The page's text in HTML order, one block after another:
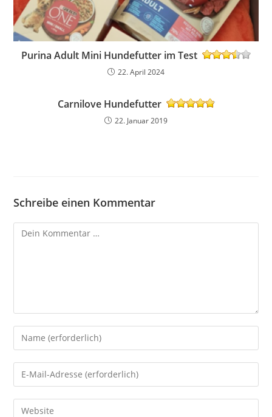
Purina Adult Mini Hundefutter im Test
22. April 2024
Carnilove Hundefutter
22. Januar 2019
Schreibe einen Kommentar
Kommentar
Gib
deinen
Namen
oder
zum
Gib
deine
E-
Mail-
Gib